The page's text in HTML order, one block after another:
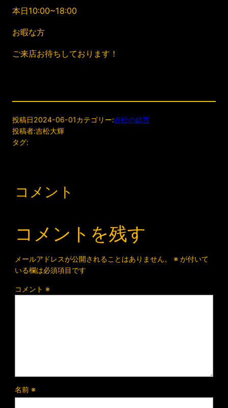
本日10:00~18:00
お暇な方
ご来店お待ちしております！
投稿日2024-06-01カテゴリー:吉松の戯言
投稿者:吉松大輝
タグ:
コメント
コメントを残す
メールアドレスが公開されることはありません。 ※が付いて
いる欄は必須項目です
コメント ※
名前 ※